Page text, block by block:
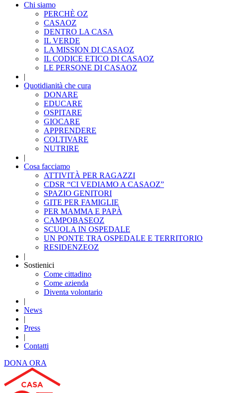
Chi siamo
PERCHÈ OZ
CASAOZ
DENTRO LA CASA
IL VERDE
LA MISSION DI CASAOZ
IL CODICE ETICO DI CASAOZ
LE PERSONE DI CASAOZ
|
Quotidianità che cura
DONARE
EDUCARE
OSPITARE
GIOCARE
APPRENDERE
COLTIVARE
NUTRIRE
|
Cosa facciamo
ATTIVITÀ PER RAGAZZI
CDSR “CI VEDIAMO A CASAOZ”
SPAZIO GENITORI
GITE PER FAMIGLIE
PER MAMMA E PAPÀ
CAMPOBASEOZ
SCUOLA IN OSPEDALE
UN PONTE TRA OSPEDALE E TERRITORIO
RESIDENZEOZ
|
Sostienici
Come cittadino
Come azienda
Diventa volontario
|
News
|
Press
|
Contatti
DONA ORA